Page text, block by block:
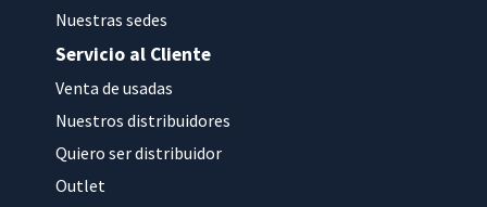
Nuestras sedes
Servicio al Cliente
Venta de usadas
Nuestros distribuidores
Quiero ser distribuidor
Outlet